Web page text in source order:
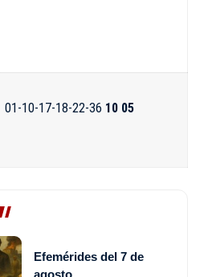
01-10-17-18-22-36 10 05
Efemérides del 7 de